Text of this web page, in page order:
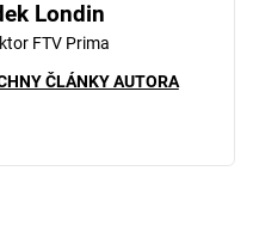
Londin
FTV Prima
ČLÁNKY AUTORA